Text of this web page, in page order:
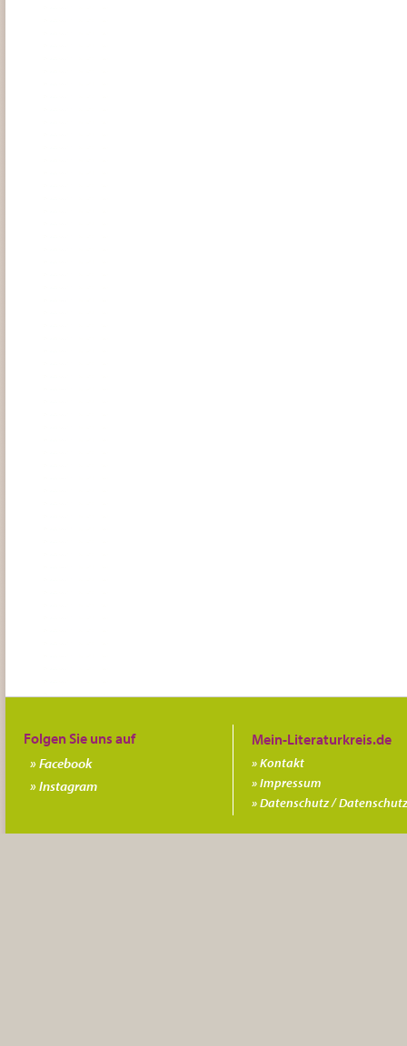
Kontakt
Impressum
Datenschutz /
Folgen Sie uns auf
Facebook
Instagram